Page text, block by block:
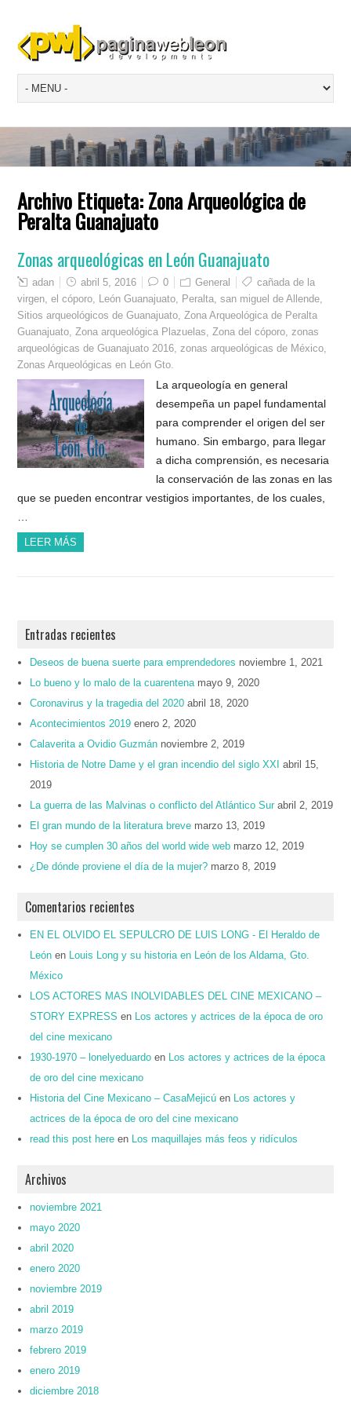
Archivo Etiqueta:Zona Arqueológica de
Peralta Guanajuato
Zonas arqueológicas en León Guanajuato
adan abril 5, 2016 0 General
cañada de la
virgen ,el cóporo León Guanajuato Peralta ,san miguel de Allende
Sitios arqueológicos de Guanajuato Zona Arqueológica de Peralta
Guanajuato Zona arqueológica Plazuelas Zona del cóporo zonas
arqueológicas de Guanajuato 2016 zonas arqueológicas de México
Zonas Arqueológicas en León Gto.
La arqueología en general
desempeña un papel fundamental
para comprender el origen del ser
humano. Sin embargo, para llegar
a dicha comprensión, es necesaria
la conservación de las zonas en las
que se pueden encontrar vestigios importantes, de los cuales,
LEER MÁS
Entradas recientes
Deseos de buena suerte para emprendedores noviembre 1, 2021
Lo bueno y lo malo de la cuarentena mayo 9, 2020
Coronavirus y la tragedia del 2020 abril 18, 2020
Acontecimientos 2019 enero 2, 2020
Calaverita a Ovidio Guzmán noviembre 2, 2019
Historia de Notre Dame y el gran incendio del siglo XXI
abril 15,
2019
La guerra de las Malvinas o conflicto del Atlántico Sur abril 2, 2019
El gran mundo de la literatura breve marzo 13, 2019
Hoy se cumplen 30 años del world wide web marzo 12, 2019
¿De dónde proviene el día de la mujer? marzo 8, 2019
Comentarios recientes
EN EL OLVIDO EL SEPULCRO DE LUIS LONG - El Heraldo de
León en
Louis Long y su historia en León de los Aldama, Gto.
México
LOS ACTORES MAS INOLVIDABLES DEL CINE MEXICANO –
STORY EXPRESS en
Los actores y actrices de la época de oro
del cine mexicano
1930-1970 – lonelyeduardo en
Los actores y actrices de la época
de oro del cine mexicano
Historia del Cine Mexicano – CasaMejicú en
Los actores y
actrices de la época de oro del cine mexicano
read this post here en Los maquillajes más feos y ridículos
Archivos
noviembre 2021
mayo 2020
abril 2020
enero 2020
noviembre 2019
abril 2019
marzo 2019
febrero 2019
enero 2019
diciembre 2018